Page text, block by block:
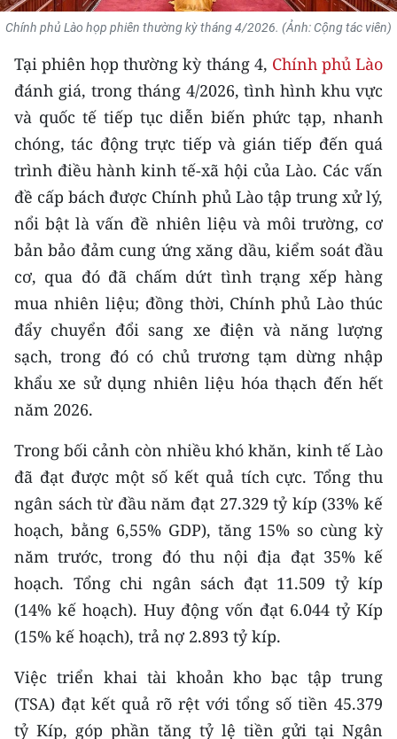
MÔI TRƯỜNG
BẠN ĐỌC
KIỂM CHỨNG THÔNG TIN
TRI THỨC CHUYÊN SÂU
54 DÂN TỘC VIỆT NAM
CHƯƠNG TRÌNH OCOP - MỖI XÃ
MỘT SẢN PHẨM
RADIO
MEDIA CENTER
E-Magazine
Media Chính trị
Media Kinh tế
Media Văn hóa
Media Xã hội
Media Pháp luật
Media Thế giới
Chính phủ Lào họp phiên thường kỳ tháng 4/2026. (Ảnh: Cộng tác viên)
Tại phiên họp thường kỳ tháng 4, Chính phủ Lào
đánh giá, trong tháng 4/2026, tình hình khu vực
và quốc tế tiếp tục diễn biến phức tạp, nhanh
chóng, tác động trực tiếp và gián tiếp đến quá
trình điều hành kinh tế-xã hội của Lào. Các vấn
đề cấp bách được Chính phủ Lào tập trung xử lý,
nổi bật là vấn đề nhiên liệu và môi trường, cơ
bản bảo đảm cung ứng xăng dầu, kiểm soát đầu
cơ, qua đó đã chấm dứt tình trạng xếp hàng
mua nhiên liệu; đồng thời, Chính phủ Lào thúc
đẩy chuyển đổi sang xe điện và năng lượng
sạch, trong đó có chủ trương tạm dừng nhập
khẩu xe sử dụng nhiên liệu hóa thạch đến hết
năm 2026.
Trong bối cảnh còn nhiều khó khăn, kinh tế Lào
đã đạt được một số kết quả tích cực. Tổng thu
ngân sách từ đầu năm đạt 27.329 tỷ kíp (33% kế
hoạch, bằng 6,55% GDP), tăng 15% so cùng kỳ
năm trước, trong đó thu nội địa đạt 35% kế
hoạch. Tổng chi ngân sách đạt 11.509 tỷ kíp
(14% kế hoạch). Huy động vốn đạt 6.044 tỷ Kíp
(15% kế hoạch), trả nợ 2.893 tỷ kíp.
Việc triển khai tài khoản kho bạc tập trung
(TSA) đạt kết quả rõ rệt với tổng số tiền 45.379
tỷ Kíp, góp phần tăng tỷ lệ tiền gửi tại Ngân